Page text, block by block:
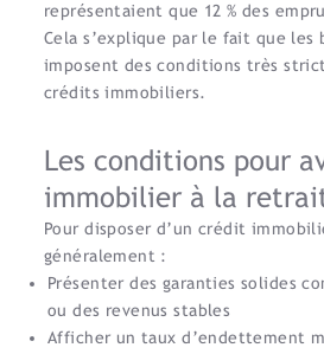
représentaient que 12 % des
Cela s’explique par le fait que les
imposent des conditions très
crédits immobiliers.
Les conditions pour
immobilier à la
Pour disposer d’un crédit
généralement :
Présenter des garanties solides
ou des revenus stables
Afficher un taux d’endettement